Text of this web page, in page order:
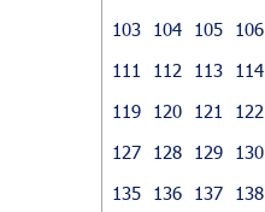
103
104 105 106
111
112 113 114
119
120 121 122
127
128 129 130
135
136 137 138